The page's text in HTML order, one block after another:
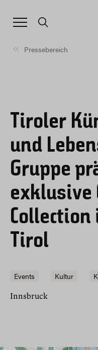
Pressebereich
Tiroler
und
Gruppe
exklusive
Tirol
Events Kultur
Innsbruck